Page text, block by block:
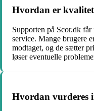
Hvordan er
Supporten på Scor.dk
service. Mange brugere
modtaget, og de sætter
løser eventuelle
Hvordan vurderes